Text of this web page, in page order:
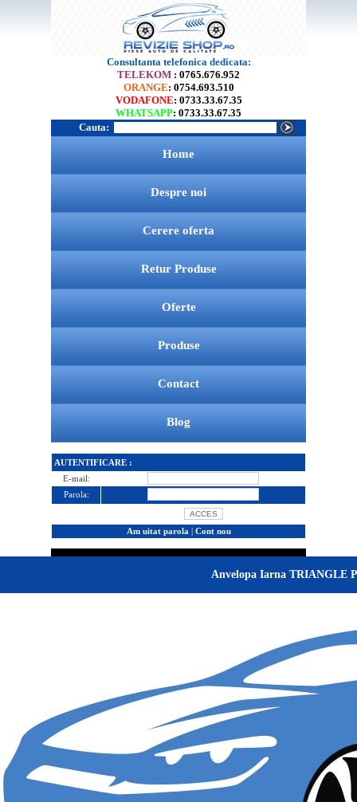
Consultanta telefonica dedicata:
TELEKOM : 0765.676.952
ORANGE: 0754.693.510
VODAFONE: 0733.33.67.35
WHATSAPP: 0733.33.67.35
Cauta:
Home
Despre noi
Cerere oferta
Retur Produse
Oferte
Produse
Contact
Blog
AUTENTIFICARE :
E-mail:
Parola:
Am uitat parola | Cont nou
Anvelopa Iarna TRIANGLE